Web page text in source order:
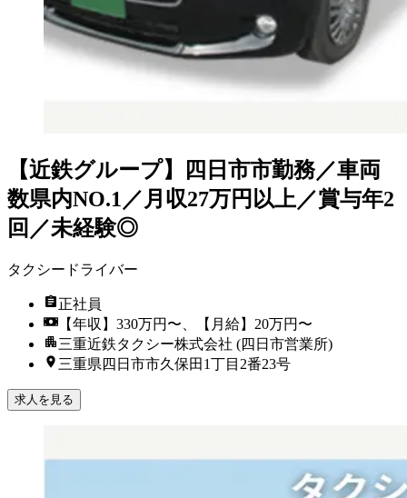
【近鉄グループ】四日市市勤務／車両
数県内NO.1／月収27万円以上／賞与年2
回／未経験◎
タクシードライバー
正社員
【年収】330万円〜、【月給】20万円〜
三重近鉄タクシー株式会社 (四日市営業所)
三重県四日市市久保田1丁目2番23号
求人を見る